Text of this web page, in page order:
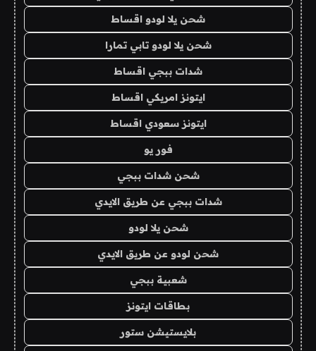
شحن يلا لودو اقساط
شحن يلا لودو تابي تمارا
شدات ببجي اقساط
ايتونز امريكي اقساط
ايتونز سعودي اقساط
فور يو
شحن شدات ببجي
شدات ببجي عن طريق الايدي
شحن يلا لودو
شحن لودو عن طريق الايدي
شعبية ببجي
بطاقات ايتونز
بلايستيشن ستور